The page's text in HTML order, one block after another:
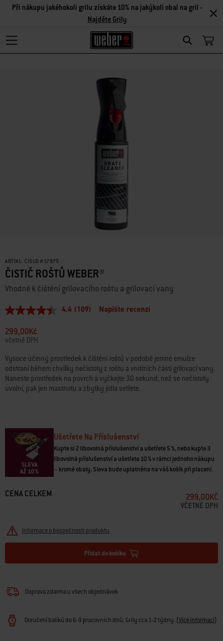
Search
Při nákupu jakéhokoli grilu získáte 10% na jakýkoli obal na gril -
Najděte Grily
ARTIKL. ČÍSLO # 17875
ČISTIČ ROŠTŮ WEBER®
Vhodné k čištění grilovacího roštu a grilovací vany
Průměrné
4.4
z
5
hvězdiček.
Read
109
Reviews.
Stejný
odkaz
4.4 (109) Napište recenzi
299,00Kč
včetně DPH
Vysoce účinný prostředek k čištění roštů v podobě jemné emulze
odstraní během chvilky nečistoty z roštu a vnitřních částí grilovací vany.
Naneste prostředek na povrch a vyčkejte 30 sekund, než se nečistoty
uvolní, pak jen mastnotu a zbytky jídla setřete.
Ušetřete Na Příslušenství
Kupte si 2 libovolná příslušenství a ušetřete 5 %, nebo kupte 3
libovolná příslušenství a ušetřete 10 % v rámci jednoho nákupu
– kromě obaly. Sleva bude uplatněna na váš košík při placení.
CENA CELKEM 299,00KČ
VČETNĚ DPH
Informace o bezpečnosti produktu
Přidat do košíku
Doprava zdarma u všech objednávek
Doručení balíků do 6-9 pracovních dnů. Grily cca 1-2 týdny. (Více informací)